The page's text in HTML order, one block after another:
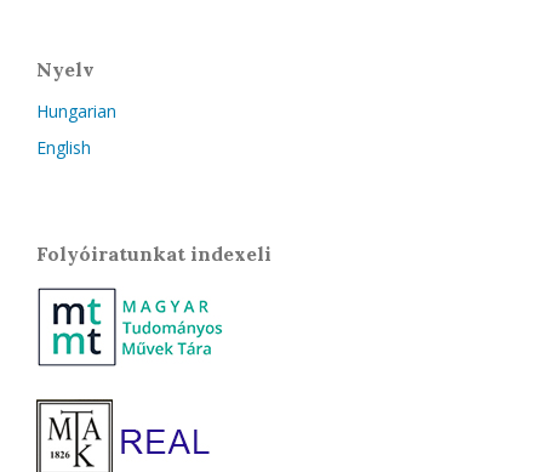
Nyelv
Hungarian
English
Folyóiratunkat indexeli